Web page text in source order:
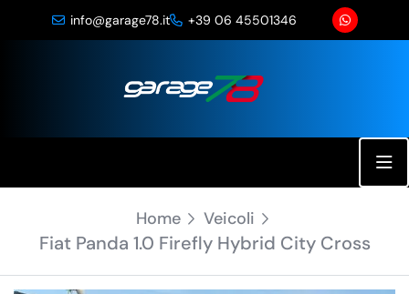
info@garage78.it +39 06 45501346
Home Veicoli
Fiat Panda 1.0 Firefly Hybrid City Cross